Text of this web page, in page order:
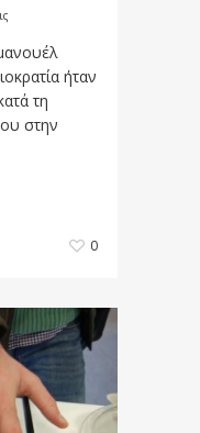
ήταν
τη
στην
0